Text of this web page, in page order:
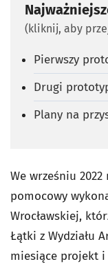
(kliknij, aby
Pierwszy
Drugi
Plany na
We wrześniu
pomocowy
Wrocławskiej,
Łątki z Wydziału
miesiące projekt